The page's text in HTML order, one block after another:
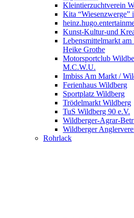
Kleintierzuchtverein
Kita “Wiesenzwerge”
Kunst-Kultur-und
Lebensmittelmarkt
Heike Grothe
Motorsportclub
M.C.W.U.
Imbiss Am Markt /
Ferienhaus Wildberg
Sportplatz Wildberg
Trödelmarkt Wildberg
TuS Wildberg 90 e.V.
Wildberger-Agrar-
Wildberger
Rohrlack